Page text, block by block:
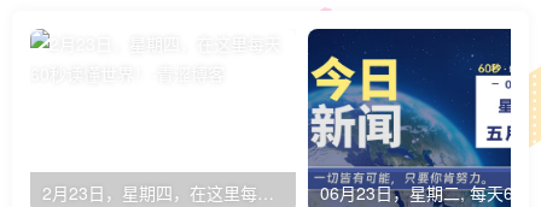
2月23日，星期四，在这里每天60秒读懂世界！